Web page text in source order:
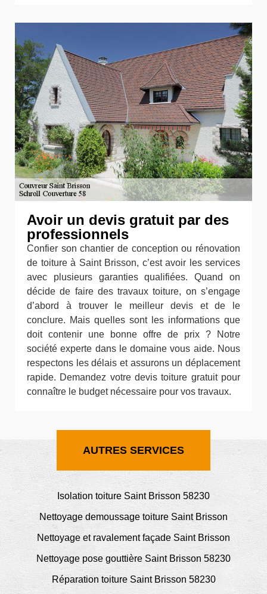
Avoir un devis gratuit par des
professionnels
Confier son chantier de conception ou rénovation
de toiture à Saint Brisson, c’est avoir les services
avec plusieurs garanties qualifiées. Quand on
décide de faire des travaux toiture, on s’engage
d’abord à trouver le meilleur devis et de le
conclure. Mais quelles sont les informations que
doit contenir une bonne offre de prix ? Notre
société experte dans le domaine vous aide. Nous
respectons les délais et assurons un déplacement
rapide. Demandez votre devis toiture gratuit pour
connaître le budget nécessaire pour vos travaux.
AUTRES SERVICES
Isolation toiture Saint Brisson 58230
Nettoyage demoussage toiture Saint Brisson
Nettoyage et ravalement façade Saint Brisson
Nettoyage pose gouttière Saint Brisson 58230
Réparation toiture Saint Brisson 58230